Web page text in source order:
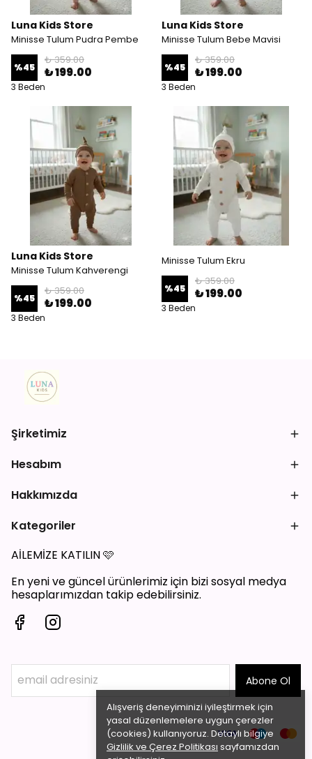
Alışveriş deneyiminizi iyileştirmek için
yasal düzenlemelere uygun çerezler
(cookies) kullanıyoruz. Detaylı bilgiye
Gizlilik ve Çerez Politikası sayfamızdan
Luna Kids Store
Minisse Tulum Pudra Pembe
%45
₺ 359.00
₺ 199.00
3 Beden
Luna Kids Store
Minisse Tulum Bebe Mavisi
%45
₺ 359.00
₺ 199.00
3 Beden
Luna Kids Store
Minisse Tulum Kahverengi
%45
₺ 359.00
₺ 199.00
3 Beden
Minisse Tulum Ekru
%45
₺ 359.00
₺ 199.00
3 Beden
Şirketimiz
Hesabım
Hakkımızda
Kategoriler
AİLEMİZE KATILIN🩷
En yeni ve güncel ürünlerimiz için bizi sosyal medya
hesaplarımızdan takip edebilirsiniz.
Abone Ol